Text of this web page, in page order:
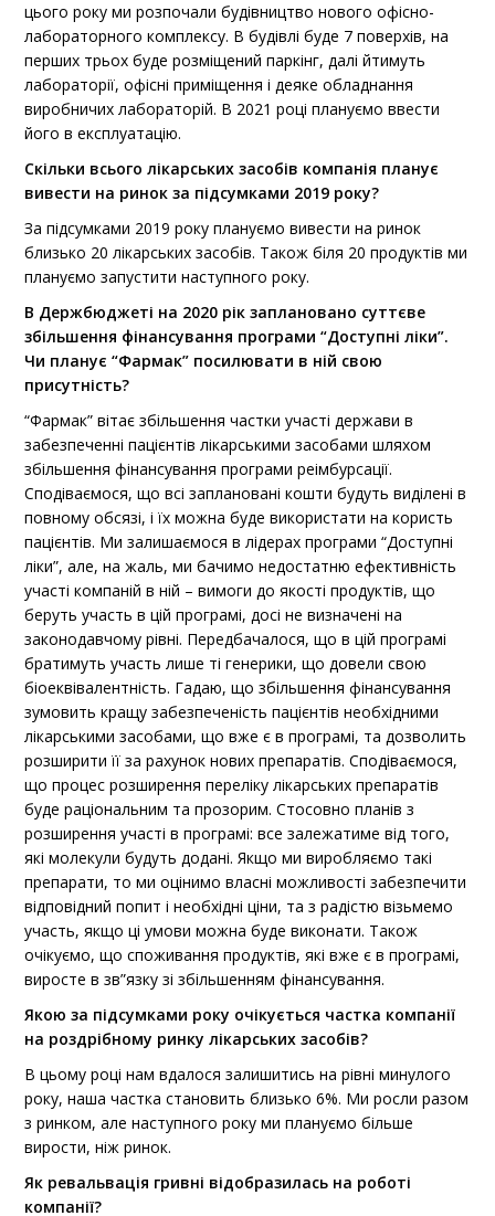
цього року ми розпочали будівництво нового офісно-
лабораторного комплексу. В будівлі буде 7 поверхів, на
перших трьох буде розміщений паркінг, далі йтимуть
лабораторії, офісні приміщення і деяке обладнання
виробничих лабораторій. В 2021 році плануємо ввести
його в експлуатацію.
Скільки всього лікарських засобів компанія планує
вивести на ринок за підсумками 2019 року?
За підсумками 2019 року плануємо вивести на ринок
близько 20 лікарських засобів. Також біля 20 продуктів ми
плануємо запустити наступного року.
В Держбюджеті на 2020 рік заплановано суттєве
збільшення фінансування програми “Доступні ліки”.
Чи планує “Фармак” посилювати в ній свою
присутність?
“Фармак” вітає збільшення частки участі держави в
забезпеченні пацієнтів лікарськими засобами шляхом
збільшення фінансування програми реімбурсації.
Сподіваємося, що всі заплановані кошти будуть виділені в
повному обсязі, і їх можна буде використати на користь
пацієнтів. Ми залишаємося в лідерах програми “Доступні
ліки”, але, на жаль, ми бачимо недостатню ефективність
участі компаній в ній – вимоги до якості продуктів, що
беруть участь в цій програмі, досі не визначені на
законодавчому рівні. Передбачалося, що в цій програмі
братимуть участь лише ті генерики, що довели свою
біоеквівалентність. Гадаю, що збільшення фінансування
зумовить кращу забезпеченість пацієнтів необхідними
лікарськими засобами, що вже є в програмі, та дозволить
розширити її за рахунок нових препаратів. Сподіваємося,
що процес розширення переліку лікарських препаратів
буде раціональним та прозорим. Стосовно планів з
розширення участі в програмі: все залежатиме від того,
які молекули будуть додані. Якщо ми виробляємо такі
препарати, то ми оцінимо власні можливості забезпечити
відповідний попит і необхідні ціни, та з радістю візьмемо
участь, якщо ці умови можна буде виконати. Також
очікуємо, що споживання продуктів, які вже є в програмі,
виросте в зв”язку зі збільшенням фінансування.
Якою за підсумками року очікується частка компанії
на роздрібному ринку лікарських засобів?
В цьому році нам вдалося залишитись на рівні минулого
року, наша частка становить близько 6%. Ми росли разом
з ринком, але наступного року ми плануємо більше
вирости, ніж ринок.
Як ревальвація гривні відобразилась на роботі
компанії?